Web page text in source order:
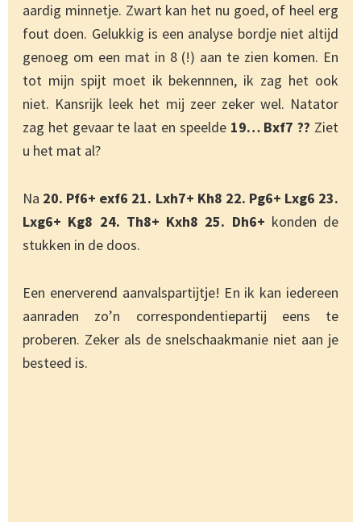
aardig minnetje. Zwart kan het nu goed, of heel erg
fout doen. Gelukkig is een analyse bordje niet altijd
genoeg om een mat in 8 (!) aan te zien komen. En
tot mijn spijt moet ik bekennnen, ik zag het ook
niet. Kansrijk leek het mij zeer zeker wel. Natator
zag het gevaar te laat en speelde 19… Bxf7 ?? Ziet
u het mat al?
Na 20. Pf6+ exf6 21. Lxh7+ Kh8 22. Pg6+ Lxg6 23.
Lxg6+ Kg8 24. Th8+ Kxh8 25. Dh6+ konden de
stukken in de doos.
Een enerverend aanvalspartijtje! En ik kan iedereen
aanraden zo’n correspondentiepartij eens te
proberen. Zeker als de snelschaakmanie niet aan je
besteed is.